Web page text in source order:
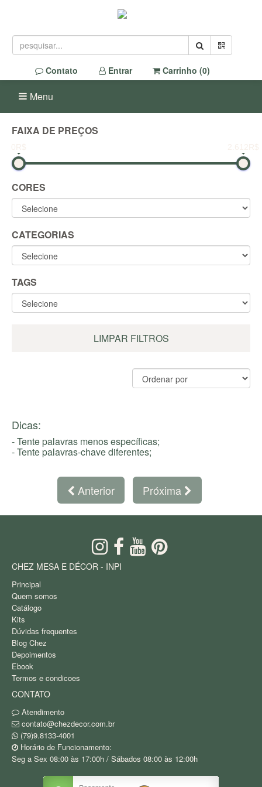
Contato Entrar Carrinho (0)
Menu
FAIXA DE PREÇOS
CORES
CATEGORIAS
TAGS
LIMPAR FILTROS
Dicas:
- Tente palavras menos específicas;
- Tente palavras-chave diferentes;
Anterior Próxima
CHEZ MESA E DÉCOR - INPI
Principal
Quem somos
Catálogo
Kits
Dúvidas frequentes
Blog Chez
Depoimentos
Ebook
Termos e condicoes
CONTATO
Atendimento
contato@chezdecor.com.br
(79)9.8133-4001
Horário de Funcionamento:
Seg a Sex 08:00 às 17:00h / Sábados 08:00 às 12:00h